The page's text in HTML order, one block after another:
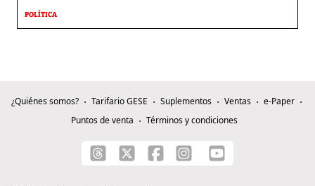
POLÍTICA
¿Quiénes somos? Tarifario GESE Suplementos Ventas
e-Paper
Puntos de venta
Términos y condiciones